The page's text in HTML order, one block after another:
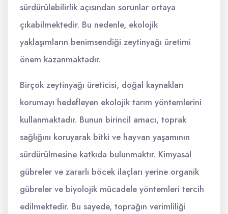
sürdürülebilirlik açısından sorunlar ortaya
çıkabilmektedir. Bu nedenle, ekolojik
yaklaşımların benimsendiği zeytinyağı üretimi
önem kazanmaktadır.
Birçok zeytinyağı üreticisi, doğal kaynakları
korumayı hedefleyen ekolojik tarım yöntemlerini
kullanmaktadır. Bunun birincil amacı, toprak
sağlığını koruyarak bitki ve hayvan yaşamının
sürdürülmesine katkıda bulunmaktır. Kimyasal
gübreler ve zararlı böcek ilaçları yerine organik
gübreler ve biyolojik mücadele yöntemleri tercih
edilmektedir. Bu sayede, toprağın verimliliği